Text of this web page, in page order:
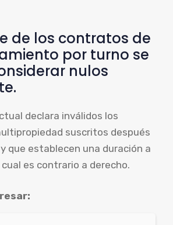
de los contratos de
por turno se
nulos
declara inválidos los
suscritos después
que establecen una duración a
es contrario a derecho.